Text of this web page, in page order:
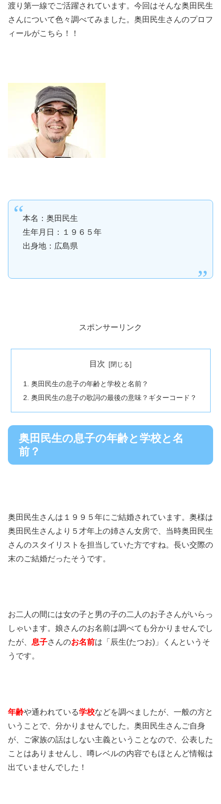
渡り第一線でご活躍されています。今回はそんな奥田民生
さんについて色々調べてみました。奥田民生さんのプロフ
ィールがこちら！！
本名：奥田民生
生年月日：１９６５年
出身地：広島県
スポンサーリンク
目次
奥田民生の息子の年齢と学校と名前？
奥田民生の息子の歌詞の最後の意味？ギターコード？
奥田民生の息子の年齢と学校と名
前？
奥田民生さんは１９９５年にご結婚されています。奥様は
奥田民生さんより５才年上の姉さん女房で、当時奥田民生
さんのスタイリストを担当していた方ですね。長い交際の
末のご結婚だったそうです。
お二人の間には女の子と男の子の二人のお子さんがいらっ
しゃいます。娘さんのお名前は調べても分かりませんでし
たが、 息子さんのお名前は「辰生(たつお)」くんというそ
うです。
年齢や通われている学校などを調べましたが、一般の方と
いうことで、分かりませんでした。奥田民生さんご自身
が、ご家族の話はしない主義ということなので、公表した
ことはありませんし、噂レベルの内容でもほとんど情報は
出ていませんでした！